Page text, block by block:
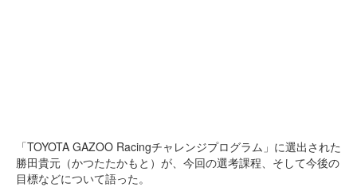
「TOYOTA GAZOO Racingチャレンジプログラム」に選出された
勝田貴元（かつたたかもと）が、今回の選考課程、そして今後の
目標などについて語った。